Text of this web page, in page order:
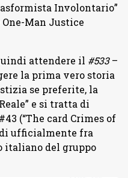
Involontario”
One-Man Justice
attendere il #533–
la prima vero storia
se preferite, la
e si tratta di
(“The card Crimes of
ufficialmente fra
italiano del gruppo